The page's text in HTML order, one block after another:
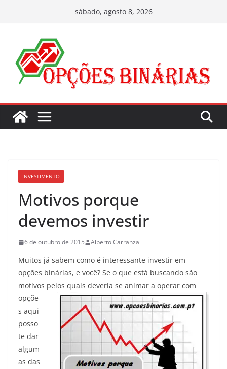
conteúdo
sábado, agosto 8, 2026
INVESTIMENTO
Motivos porque
devemos investir
6 de outubro de 2015 Alberto Carranza
Muitos já sabem como é interessante investir em
opções binárias, e você? Se o que está buscando são
motivos pelos quais deveria se animar a operar com
opçõe
s aqui
posso
te dar
algum
as das